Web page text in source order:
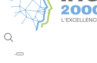
Toggle navigation